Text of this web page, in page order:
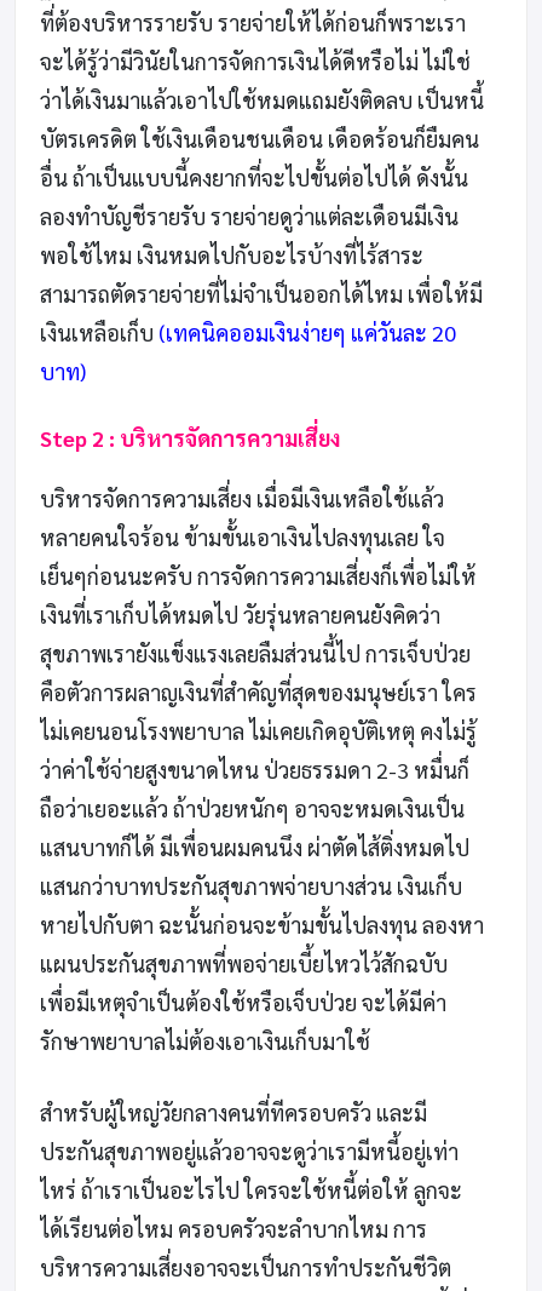
ที่ต้องบริหารรายรับ รายจ่ายให้ได้ก่อนก็พราะเรา
จะได้รู้ว่ามีวินัยในการจัดการเงินได้ดีหรือไม่ ไม่ใช่
ว่าได้เงินมาแล้วเอาไปใช้หมดแถมยังติดลบ เป็นหนี้
บัตรเครดิต ใช้เงินเดือนชนเดือน เดือดร้อนก็ยืมคน
อื่น ถ้าเป็นแบบนี้คงยากที่จะไปขั้นต่อไปได้ ดังนั้น
ลองทำบัญชีรายรับ รายจ่ายดูว่าแต่ละเดือนมีเงิน
พอใช้ไหม เงินหมดไปกับอะไรบ้างที่ไร้สาระ
สามารถตัดรายจ่ายที่ไม่จำเป็นออกได้ไหม เพื่อให้มี
เงินเหลือเก็บ (เทคนิคออมเงินง่ายๆ แค่วันละ 20
บาท)
Step 2 : บริหารจัดการความเสี่ยง
บริหารจัดการความเสี่ยง เมื่อมีเงินเหลือใช้แล้ว
หลายคนใจร้อน ข้ามขั้นเอาเงินไปลงทุนเลย ใจ
เย็นๆก่อนนะครับ การจัดการความเสี่ยงก็เพื่อไม่ให้
เงินที่เราเก็บได้หมดไป วัยรุ่นหลายคนยังคิดว่า
สุขภาพเรายังแข็งแรงเลยลืมส่วนนี้ไป การเจ็บป่วย
คือตัวการผลาญเงินที่สำคัญที่สุดของมนุษย์เรา ใคร
ไม่เคยนอนโรงพยาบาล ไม่เคยเกิดอุบัติเหตุ คงไม่รู้
ว่าค่าใช้จ่ายสูงขนาดไหน ป่วยธรรมดา 2-3 หมื่นก็
ถือว่าเยอะแล้ว ถ้าป่วยหนักๆ อาจจะหมดเงินเป็น
แสนบาทก็ได้ มีเพื่อนผมคนนึง ผ่าตัดไส้ติ่งหมดไป
แสนกว่าบาทประกันสุขภาพจ่ายบางส่วน เงินเก็บ
หายไปกับตา ฉะนั้นก่อนจะข้ามขั้นไปลงทุน ลองหา
แผนประกันสุขภาพที่พอจ่ายเบี้ยไหวไว้สักฉบับ
เพื่อมีเหตุจำเป็นต้องใช้หรือเจ็บป่วย จะได้มีค่า
รักษาพยาบาลไม่ต้องเอาเงินเก็บมาใช้
สำหรับผู้ใหญ่วัยกลางคนที่ทีครอบครัว และมี
ประกันสุขภาพอยู่แล้วอาจจะดูว่าเรามีหนี้อยู่เท่า
ไหร่ ถ้าเราเป็นอะไรไป ใครจะใช้หนี้ต่อให้ ลูกจะ
ได้เรียนต่อไหม ครอบครัวจะลำบากไหม การ
บริหารความเสี่ยงอาจจะเป็นการทำประกันชีวิต